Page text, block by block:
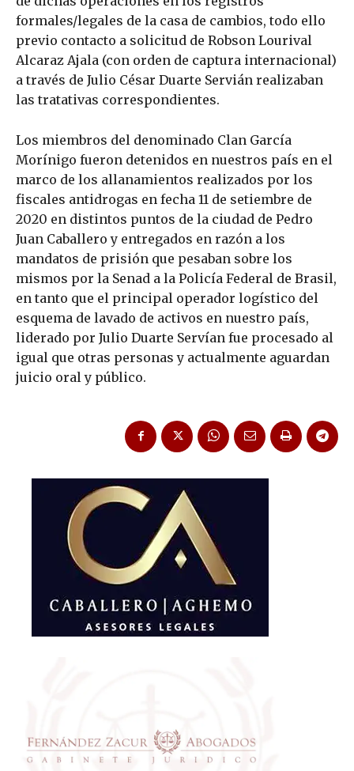
formales/legales de la casa de cambios, todo ello
previo contacto a solicitud de Robson Lourival
Alcaraz Ajala (con orden de captura internacional)
a través de Julio César Duarte Servián realizaban
las tratativas correspondientes.
Los miembros del denominado Clan García
Morínigo fueron detenidos en nuestros país en el
marco de los allanamientos realizados por los
fiscales antidrogas en fecha 11 de setiembre de
2020 en distintos puntos de la ciudad de Pedro
Juan Caballero y entregados en razón a los
mandatos de prisión que pesaban sobre los
mismos por la Senad a la Policía Federal de Brasil,
en tanto que el principal operador logístico del
esquema de lavado de activos en nuestro país,
liderado por Julio Duarte Servían fue procesado al
igual que otras personas y actualmente aguardan
juicio oral y público.